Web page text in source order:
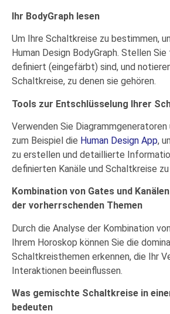
Ihr BodyGraph lesen
Um Ihre Schaltkreise zu bestimmen,
Human Design BodyGraph. Stellen
definiert (eingefärbt) sind, und
Schaltkreise, zu denen sie gehören.
Tools zur Entschlüsselung Ihrer
Verwenden Sie
zum Beispiel die Human Design App,
zu erstellen und detaillierte
definierten Kanäle und Schaltkreise
Kombination von Gates und
der vorherrschenden Themen
Durch die Analyse der Kombination von
Ihrem Horoskop können Sie die
Schaltkreisthemen erkennen, die Ihr
Interaktionen beeinflussen.
Was gemischte Schaltkreise in
bedeuten